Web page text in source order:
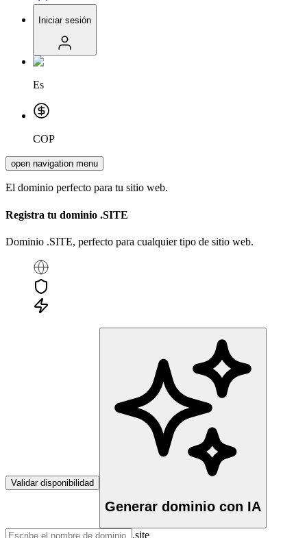
Iniciar sesión
Es
COP
open navigation menu
El dominio perfecto para tu sitio web.
Registra tu dominio .SITE
Dominio .SITE, perfecto para cualquier tipo de sitio web.
Validar disponibilidad
Generar dominio con IA
.site